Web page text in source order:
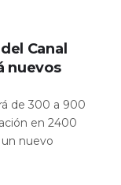
Canal
nuevos
de 300 a 900
en 2400
nuevo